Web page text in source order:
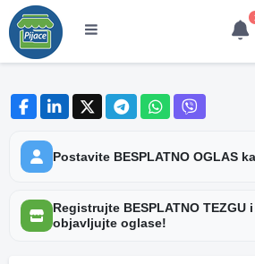
Postavite BESPLATNO OGLAS
Registrujte BESPLATNO TEZGU i
objavljujte oglase!